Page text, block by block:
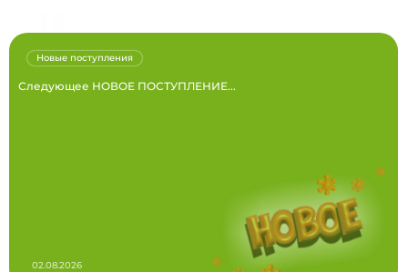
Следующее НОВОЕ ПОСТУПЛЕНИЕ...
Новые поступления
02.08.2026